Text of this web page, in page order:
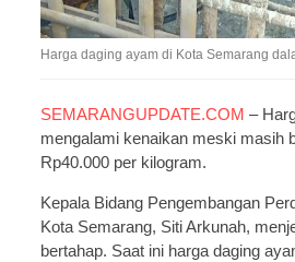
Harga daging ayam di Kota Semarang
SEMARANGUPDATE.COM –
mengalami kenaikan meski masih
Rp40.000 per kilogram.
Kepala Bidang Pengembangan
Kota Semarang, Siti Arkunah,
bertahap. Saat ini harga daging